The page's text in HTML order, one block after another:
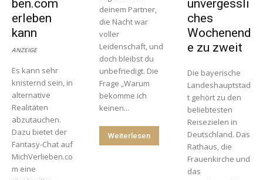
ben.com
erleben
kann
ANZEIGE
Es kann sehr
knisternd sein, in
alternative
Realitäten
abzutauchen.
Dazu bietet der
Fantasy-Chat auf
MichVerlieben.co
m eine
deinem Partner,
die Nacht war
voller
Leidenschaft, und
doch bleibst du
unbefriedigt. Die
Frage „Warum
bekomme ich
keinen...
Weiterlesen
unvergessli
ches
Wochenend
e zu zweit
Die bayerische
Landeshauptstad
t gehört zu den
beliebtesten
Reisezielen in
Deutschland. Das
Rathaus, die
Frauenkirche und
das